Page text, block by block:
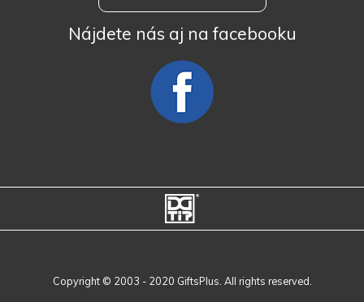
Nájdete nás aj na facebooku
Copyright © 2003 - 2020 GiftsPlus. All rights reserved.